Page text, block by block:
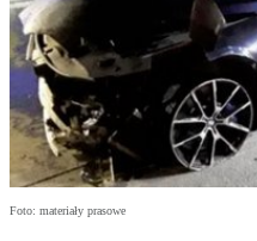
Foto: materiały prasowe